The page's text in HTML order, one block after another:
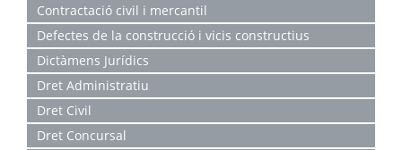
Contractació civil i mercantil
Defectes de la construcció i vicis constructius
Dictàmens Jurídics
Dret Administratiu
Dret Civil
Dret Concursal